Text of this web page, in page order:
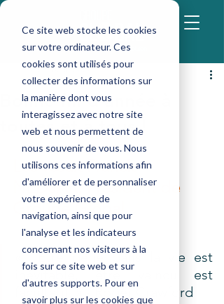
Ce site web stocke les cookies
sur votre ordinateur. Ces
cookies sont utilisés pour
collecter des informations sur
la manière dont vous
interagissez avec notre site
web et nous permettent de
nous souvenir de vous. Nous
utilisons ces informations afin
d'améliorer et de personnaliser
votre expérience de
navigation, ainsi que pour
l'analyse et les indicateurs
concernant nos visiteurs à la
fois sur ce site web et sur
d'autres supports. Pour en
savoir plus sur les cookies que
Bonne fin d'année à
toutes et à tous !
admin-compta8
17 déc. 2021 2 min de lecture
Les vœux Franck
NEDJAR, Président de
Groupe Global
«  Être défié dans la vie est
inévitable, être vaincu est
facultatif. » - Roger Crawford